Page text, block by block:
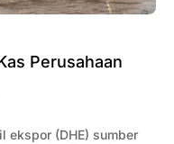
Perusahaan
ekspor (DHE) sumber